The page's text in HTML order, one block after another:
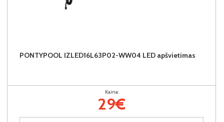
PONTYPOOL IZLED16L63P02-WW04 LED apšvietimas
Kaina:
29€